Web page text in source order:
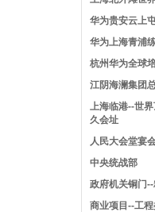
华为贵安云上
华为上海青浦
杭州华为全球
江阴海澜集团
上海临港--世
久会址
人民大会堂宴
中央统战部
政府机关铜门
商业项目--工